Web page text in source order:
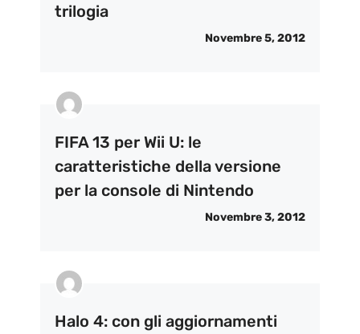
trilogia
Novembre 5, 2012
FIFA 13 per Wii U: le
caratteristiche della versione
per la console di Nintendo
Novembre 3, 2012
Halo 4: con gli aggiornamenti